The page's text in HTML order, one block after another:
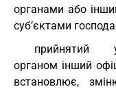
органами або
суб’єктами
прийнятий
органом інший
встановлює,